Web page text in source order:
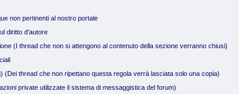
non pertinenti al nostro portale
diritto d'autore
(I thread che non si attengono al contenuto della sezione verranno chiusi)
thread che non ripettano questa regola verrà lasciata solo una copia)
private utilizzate il sistema di messaggistica del forum)